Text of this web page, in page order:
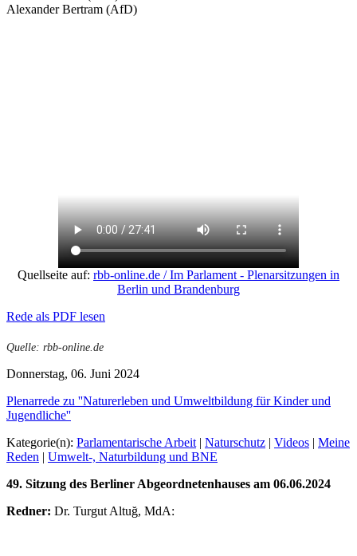
Alexander Bertram (AfD)
Quellseite auf: rbb-online.de / Im Parlament - Plenarsitzungen in
Berlin und Brandenburg
Rede als PDF lesen
Quelle: rbb-online.de
Donnerstag, 06. Juni 2024
Plenarrede zu ''Naturerleben und Umweltbildung für Kinder und
Jugendliche''
Kategorie(n): Parlamentarische Arbeit | Naturschutz | Videos | Meine
Reden | Umwelt-, Naturbildung und BNE
49. Sitzung des Berliner Abgeordnetenhauses am 06.06.2024
Redner: Dr. Turgut Altuğ, MdA: